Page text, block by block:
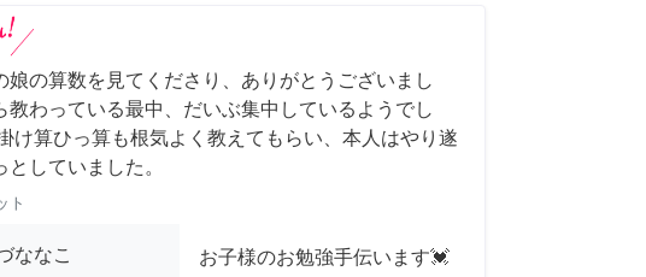
娘の算数を見てくださり、ありがとうございまし
教わっている最中、だいぶ集中しているようでし
け算ひっ算も根気よく教えてもらい、本人はやり遂
としていました。
ト
ななこ
お子様のお勉強手伝います💓